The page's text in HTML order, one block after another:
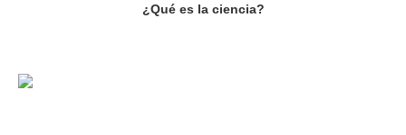
¿Qué es la ciencia?